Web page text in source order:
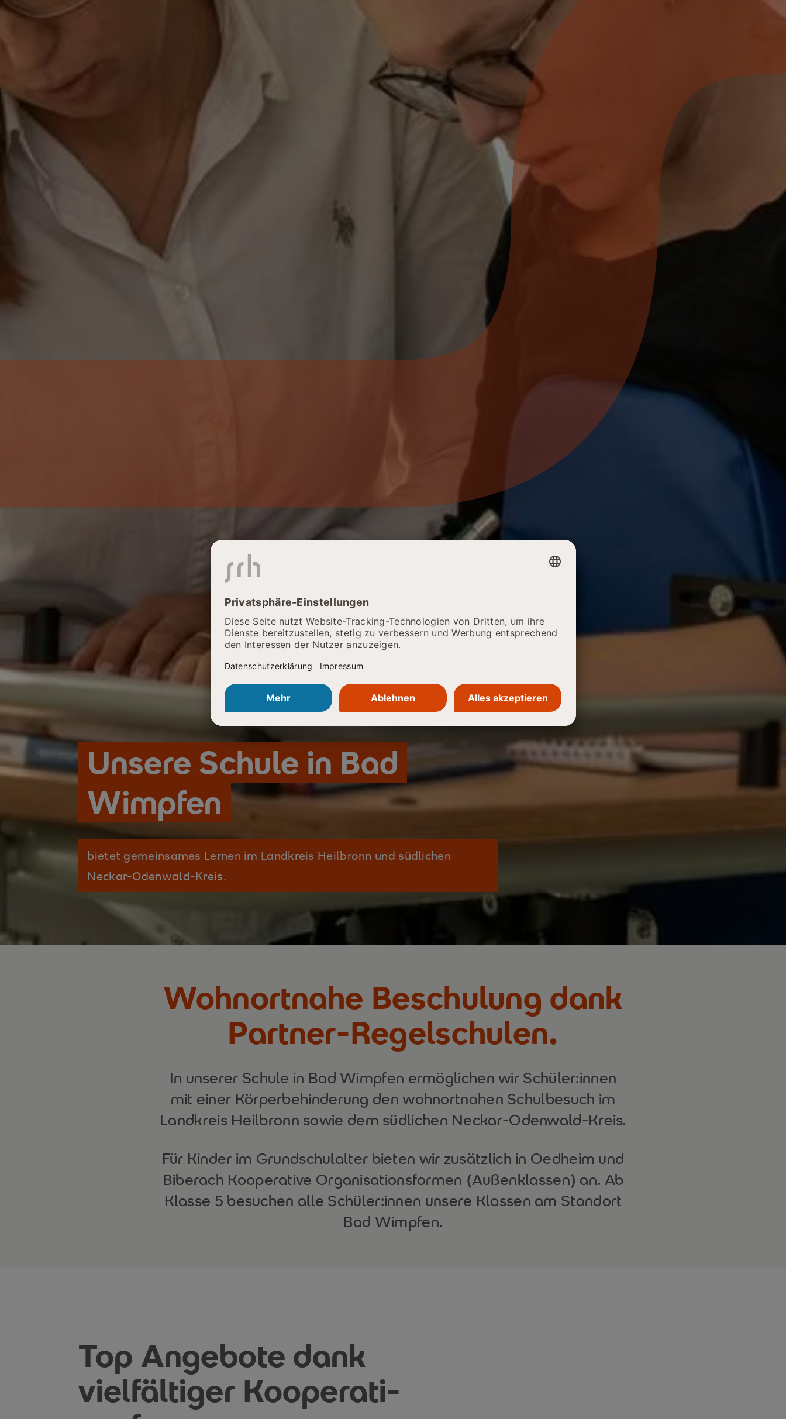
Unsere Schule in Bad
Wimpfen
bietet gemeinsames Lernen im Landkreis Heilbronn und südlichen
Neckar-Odenwald-Kreis.
Wohnortnahe Beschulung dank
Partner-Regelschulen.
In unserer Schule in Bad Wimpfen ermöglichen wir Schüler:innen
mit einer Körperbehinderung den wohnortnahen Schulbesuch im
Landkreis Heilbronn sowie dem südlichen Neckar-Odenwald-Kreis.
Für Kinder im Grundschulalter bieten wir zusätzlich in Oedheim und
Biberach Kooperative Organisationsformen (Außenklassen) an. Ab
Klasse 5 besuchen alle Schüler:innen unsere Klassen am Standort
Bad Wimpfen.
Top Angebote dank
vielfältiger Koope­ra­ti­